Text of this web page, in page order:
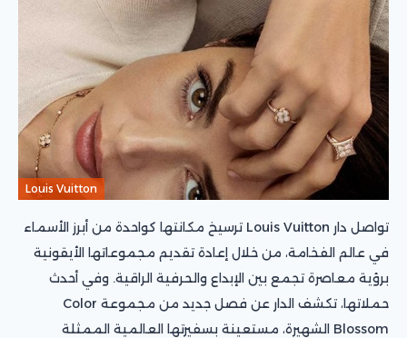
Louis Vuitton
تواصل دار Louis Vuitton ترسيخ مكانتها كواحدة من أبرز الأسماء
في عالم الفخامة، من خلال إعادة تقديم مجموعاتها الأيقونية
برؤية معاصرة تجمع بين الإبداع والحرفية الراقية. وفي أحدث
حملاتها، تكشف الدار عن فصل جديد من مجموعة Color
Blossom الشهيرة، مستعينة بسفيرتها العالمية الممثلة